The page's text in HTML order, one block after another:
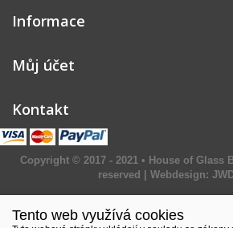
Informace
Můj účet
Kontakt
Copyright © 2017 - 2021 • House of Glass
reserved | Webdesign:
Tento web využívá cookies